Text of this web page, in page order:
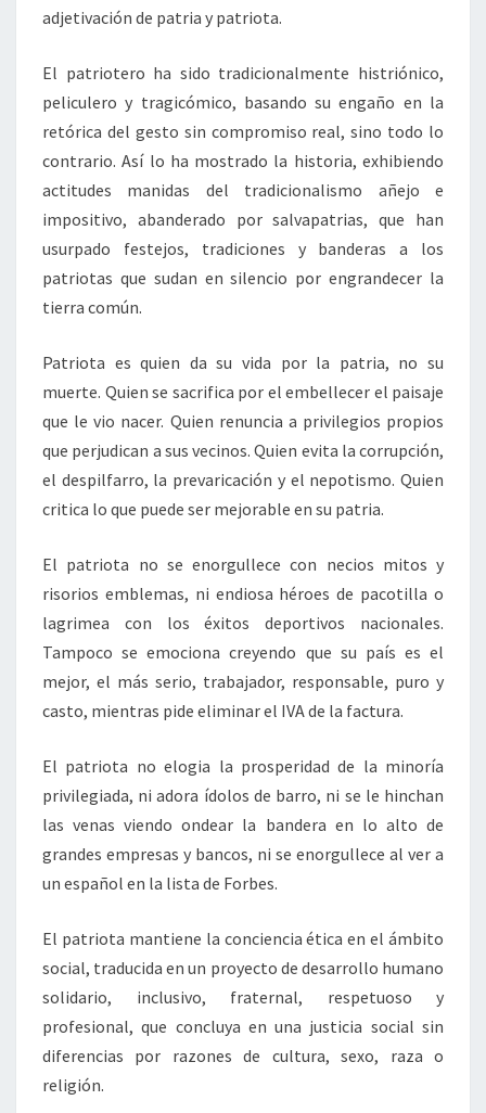
adjetivación de patria y patriota.
El patriotero ha sido tradicionalmente histriónico,
peliculero y tragicómico, basando su engaño en la
retórica del gesto sin compromiso real, sino todo lo
contrario. Así lo ha mostrado la historia, exhibiendo
actitudes manidas del tradicionalismo añejo e
impositivo, abanderado por salvapatrias, que han
usurpado festejos, tradiciones y banderas a los
patriotas que sudan en silencio por engrandecer la
tierra común.
Patriota es quien da su vida por la patria, no su
muerte. Quien se sacrifica por el embellecer el paisaje
que le vio nacer. Quien renuncia a privilegios propios
que perjudican a sus vecinos. Quien evita la corrupción,
el despilfarro, la prevaricación y el nepotismo. Quien
critica lo que puede ser mejorable en su patria.
El patriota no se enorgullece con necios mitos y
risorios emblemas, ni endiosa héroes de pacotilla o
lagrimea con los éxitos deportivos nacionales.
Tampoco se emociona creyendo que su país es el
mejor, el más serio, trabajador, responsable, puro y
casto, mientras pide eliminar el IVA de la factura.
El patriota no elogia la prosperidad de la minoría
privilegiada, ni adora ídolos de barro, ni se le hinchan
las venas viendo ondear la bandera en lo alto de
grandes empresas y bancos, ni se enorgullece al ver a
un español en la lista de Forbes.
El patriota mantiene la conciencia ética en el ámbito
social, traducida en un proyecto de desarrollo humano
solidario, inclusivo, fraternal, respetuoso y
profesional, que concluya en una justicia social sin
diferencias por razones de cultura, sexo, raza o
religión.